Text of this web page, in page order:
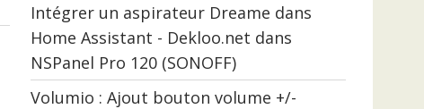
Intégrer un aspirateur Dreame dans
Home Assistant - Dekloo.net dans
NSPanel Pro 120 (SONOFF)
Volumio : Ajout bouton volume +/-